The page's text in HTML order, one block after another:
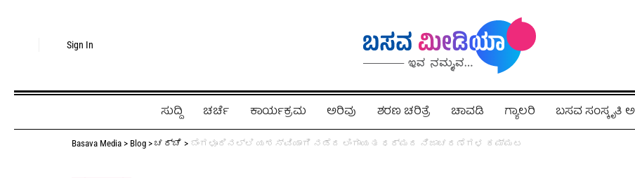
Sign In
ಸುದ್ದಿ ಚರ್ಚೆ ಕಾರ್ಯಕ್ರಮ ಅರಿವು ಶರಣ ಚರಿತ್ರೆ ಚಾವಡಿ ಗ್ಯಾಲರಿ ಬಸವ ಸಂಸ್ಕೃತಿ
Basava Media > Blog > ಚರ್ಚೆ > ಬೆಂಗಳೂರಿನಲ್ಲಿ ಯಶಸ್ವಿಯಾಗಿ ನಡೆದ ಲಿಂಗಾಯತ ಧರ್ಮದ ನಿಜಾಚರಣೆಗಳ ಕಮ್ಮಟ